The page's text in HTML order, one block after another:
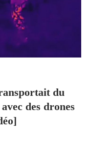
du
des drones